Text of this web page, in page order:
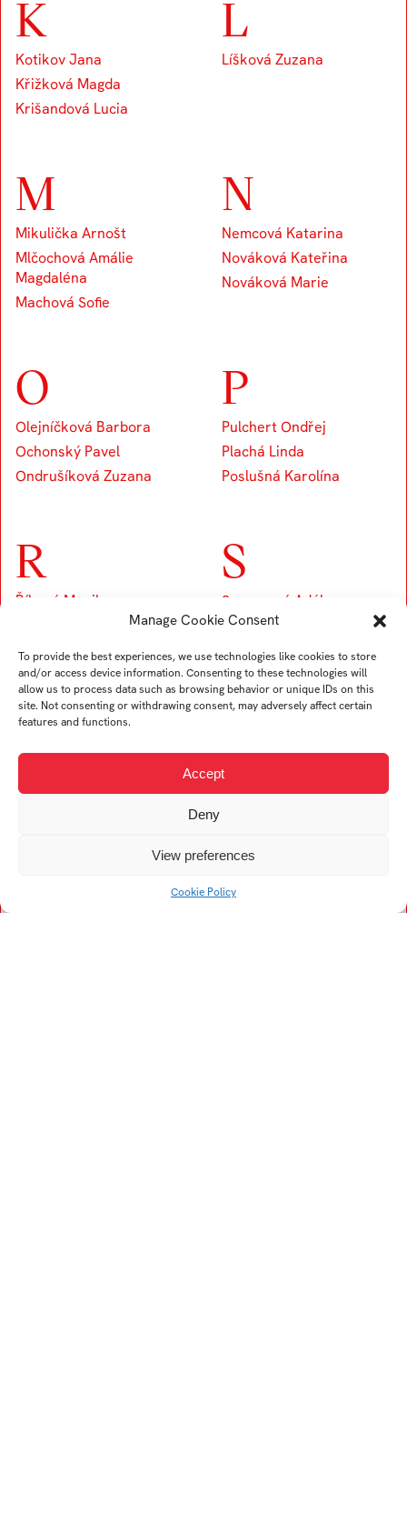
Manage Cookie Consent
To provide the best experiences, we use technologies like cookies to store
and/or access device information. Consenting to these technologies will
allow us to process data such as browsing behavior or unique IDs on this
site. Not consenting or withdrawing consent, may adversely affect certain
features and functions.
Accept
Deny
View preferences
Cookie Policy
K
Kotikov Jana
Křižková Magda
Krišandová Lucia
L
Líšková Zuzana
M
Mikulička Arnošt
Mlčochová Amálie
Magdaléna
Machová Sofie
N
Nemcová Katarina
Nováková Kateřina
Nováková Marie
O
Olejníčková Barbora
Ochonský Pavel
Ondrušíková Zuzana
P
Pulchert Ondřej
Plachá Linda
Poslušná Karolína
R
Říhová Monika
S
Surovcová Adéla
Šebíková Anna
Šmeringaiová Kristína
Severa Martin
Španělová Natálie
Svobodová Kristýna
V
Vaňková Michaela